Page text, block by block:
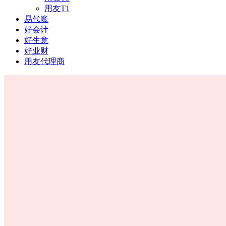
用友T1
易代账
好会计
好生意
好业财
用友代理商